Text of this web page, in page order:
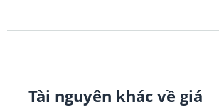
Virginia).
Tài nguyên khác về giá